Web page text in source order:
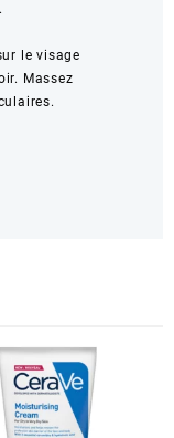
le visage
Massez